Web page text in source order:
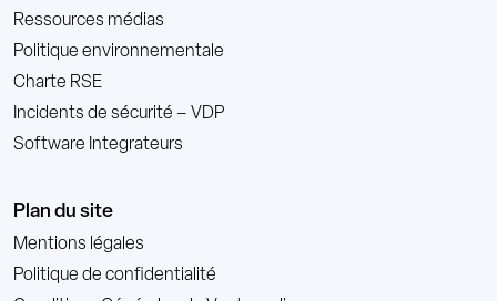
Ressources médias
Politique environnementale
Charte RSE
Incidents de sécurité – VDP
Software Integrateurs
Plan du site
Mentions légales
Politique de confidentialité